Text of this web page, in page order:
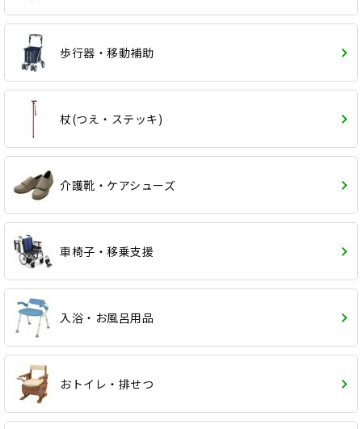
歩行器・移動補助
杖(つえ・ステッキ)
介護靴・ケアシューズ
車椅子・移乗支援
入浴・お風呂用品
おトイレ・排せつ